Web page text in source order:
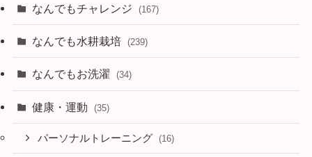
なんでもチャレンジ (167)
なんでも水耕栽培 (239)
なんでもお洗濯 (34)
健康・運動 (35)
パーソナルトレーニング (16)